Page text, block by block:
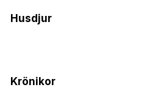
Husdjur
Krönikor